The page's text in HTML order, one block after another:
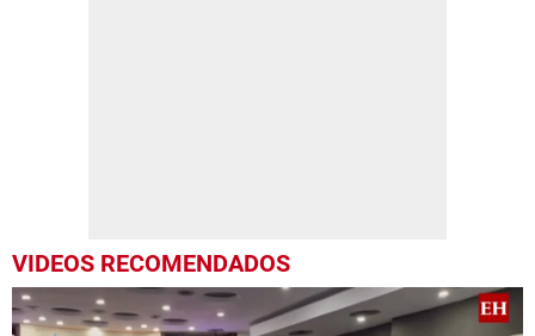
VIDEOS RECOMENDADOS